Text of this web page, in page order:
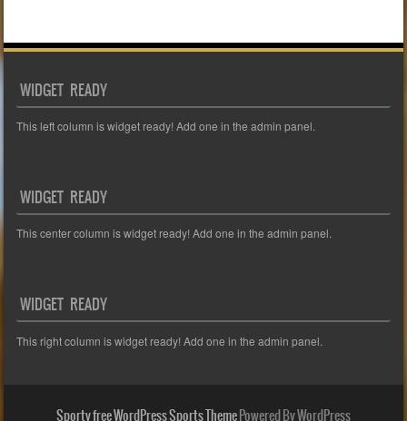
WIDGET READY
This left column is widget ready! Add one in the admin panel.
WIDGET READY
This center column is widget ready! Add one in the admin panel.
WIDGET READY
This right column is widget ready! Add one in the admin panel.
Sporty free WordPress Sports ThemePowered By WordPress